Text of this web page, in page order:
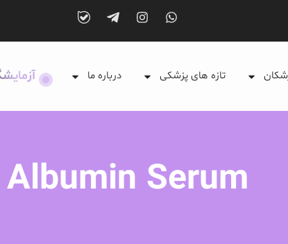
تازه های پزشکی درباره ما
Albumin Serum